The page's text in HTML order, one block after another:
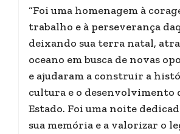
“Foi uma homenagem à
trabalho e à perseverança
deixando sua terra natal,
oceano em busca de novas
e ajudaram a construir a
cultura e o desenvolvimento
Estado. Foi uma noite
sua memória e a valorizar o